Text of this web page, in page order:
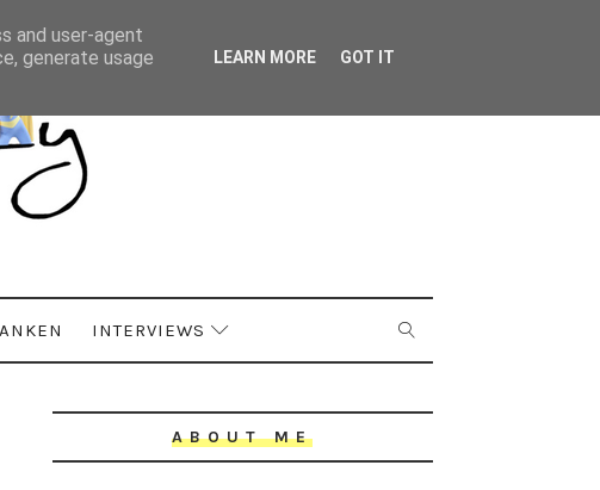
INTERVIEWS
ABOUT ME
and user-agent
generate usage
LEARN MORE GOT IT